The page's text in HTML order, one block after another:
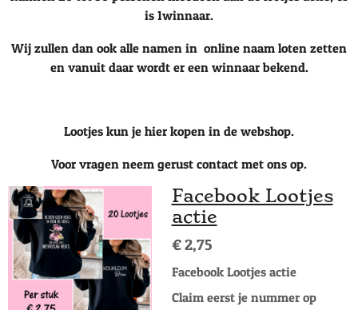
is 1winnaar.
Wij zullen dan ook alle namen in online naam loten zetten
en vanuit daar wordt er een winnaar bekend.
Lootjes kun je hier kopen in de webshop.
Voor vragen neem gerust contact met ons op.
Facebook Lootjes
actie
€ 2,75
Facebook Lootjes actie
Claim eerst je nummer op